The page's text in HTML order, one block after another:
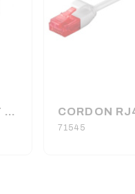
CORDON NOIR RJ45 DROIT BLINDE S/FTP CAT6 EN 5 METRES
71545